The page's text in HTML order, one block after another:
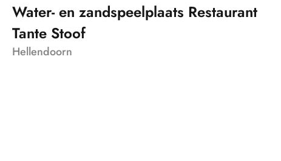
Water- en zandspeelplaats Restaurant
Tante Stoof
Hellendoorn